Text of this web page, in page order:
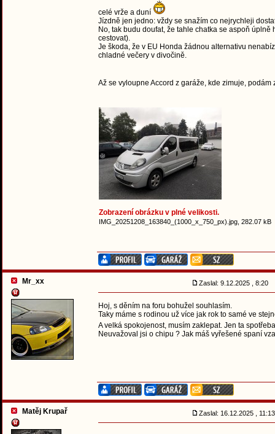
celé vrže a duní
Jízdně jen jedno: vždy se snažím co nejrychleji
No, tak budu doufat, že tahle chatka se aspoň
cestovat).
Je škoda, že v EU Honda žádnou alternativu
chladné večery v divočině.
Až se vyloupne Accord z garáže, kde zimuje,
Zobrazení obrázku v plné velikosti.
IMG_20251208_163840_(1000_x_750_px).jpg, 282.07 kB
Mr_xx Zaslal: 9.12.2025 , 8:20
Hoj, s děním na foru bohužel souhlasím.
Taky máme s rodinou už více jak rok to samé ve
A velká spokojenost, musím zaklepat. Jen ta
Neuvažoval jsi o chipu ? Jak máš vyřešené spaní
Matěj Krupař Zaslal: 16.12.2025 ,